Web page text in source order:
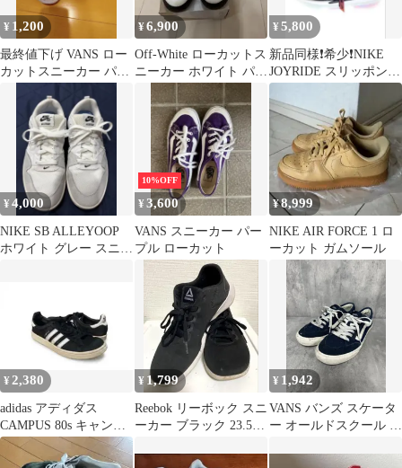
¥ 1,200
最終値下げ VANS ロー
カットスニーカー パー
¥6,900
Off-White ローカットス
ニーカー ホワイト パー
¥5,800
新品同様❗️希少❗️NIKE
JOYRIDE スリッポン
スニーカー ブラック
¥4,000
NIKE SB ALLEYOOP
ホワイト グレー スニー
10%OFF
¥3,600
VANS スニーカー パー
プル ローカット
¥8,999
NIKE AIR FORCE 1 ロ
ーカット ガムソール
¥ 2,380
adidas アディダス
CAMPUS 80s キャンパ
ス CP ローカット …
¥ 1,799
Reebok リーボック スニ
ーカー ブラック 23.5cm
¥ 1,942
VANS バンズ スケータ
ー オールドスクール ロ
size26ｃｍ/紺 ■■ メンズ